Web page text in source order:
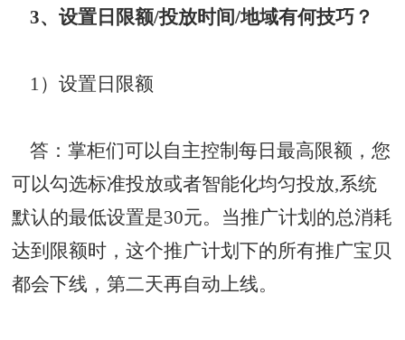
3、设置日限额/投放时间/地域有何技巧？
1）设置日限额
答：掌柜们可以自主控制每日最高限额，您
可以勾选标准投放或者智能化均匀投放,系统
默认的最低设置是30元。当推广计划的总消耗
达到限额时，这个推广计划下的所有推广宝贝
都会下线，第二天再自动上线。